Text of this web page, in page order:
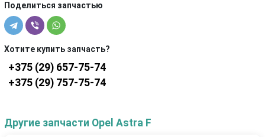
Поделиться запчастью
Хотите купить запчасть?
+375 (29) 657-75-74
+375 (29) 757-75-74
Другие запчасти Opel Astra F